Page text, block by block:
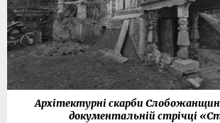
Архітектурні скарби
документальній стрічці